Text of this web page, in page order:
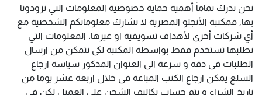
نحن ندرك تماماً أهمية حماية خصوصية المعلومات التي تزودونا
بها, فمكتبة الأنجلو المصرية لا تشارك معلوماتكم الشخصية مع
أي شركات أخرى لأهداف تسويقية او غيرها. المعلومات التي
نطلبها تستخدم فقط بواسطة المكتبة لكى نتمكن من ارسال
الطلبات فى دقه و سرعة الى العنوان المذكور سياسة ارجاع
السلع يمكن ارجاع الكتب المباعة فى خلال اربعة عشر يوما من
تاريخ الشراء و يتم حساب تكاليف الشحن على العميل لكن فى